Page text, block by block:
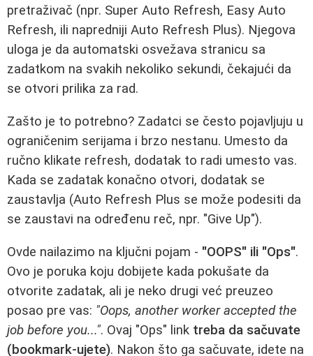
pretraživač (npr. Super Auto Refresh, Easy Auto
Refresh, ili napredniji Auto Refresh Plus). Njegova
uloga je da automatski osvežava stranicu sa
zadatkom na svakih nekoliko sekundi, čekajući da
se otvori prilika za rad.
Zašto je to potrebno? Zadatci se često pojavljuju u
ograničenim serijama i brzo nestanu. Umesto da
ručno klikate refresh, dodatak to radi umesto vas.
Kada se zadatak konačno otvori, dodatak se
zaustavlja (Auto Refresh Plus se može podesiti da
se zaustavi na određenu reč, npr. "Give Up").
Ovde nailazimo na ključni pojam - "OOPS" ili "Ops".
Ovo je poruka koju dobijete kada pokušate da
otvorite zadatak, ali je neko drugi već preuzeo
posao pre vas: "Oops, another worker accepted the
job before you...". Ovaj "Ops" link treba da sačuvate
(bookmark-ujete). Nakon što ga sačuvate, idete na